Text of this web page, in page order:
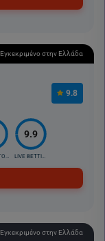
Εγκεκριμένο στην Ελλάδα
9.8
ΕΙΔΙΚΑ ΣΤΟΙΧ.
9.9
LIVE BETTING
Εγκεκριμένο στην Ελλάδα